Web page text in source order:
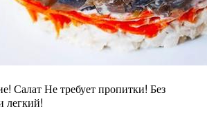
Салат Не требует пропитки! Без
легкий!